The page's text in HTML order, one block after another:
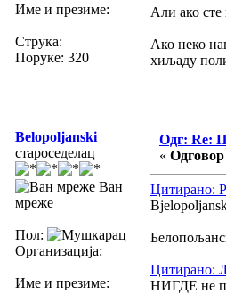
Име и презиме:
Струка:
Поруке: 320
Али ако
Ако неко
хиљаду
Belopoljanski
староседелац
Ван
мреже
Пол:
Организација:
Име и презиме:
Одг: Re:
« Одговор
Цитирано:
Цитирано:
НИГДЕ не